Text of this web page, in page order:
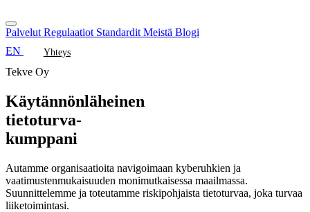
Palvelut Regulaatiot Standardit Meistä Blogi
EN
Yhteys
Tekve Oy
Käytännönläheinen
tietoturva-
kumppani
Autamme organisaatioita navigoimaan kyberuhkien ja
vaatimustenmukaisuuden monimutkaisessa maailmassa.
Suunnittelemme ja toteutamme riskipohjaista tietoturvaa, joka turvaa
liiketoimintasi.